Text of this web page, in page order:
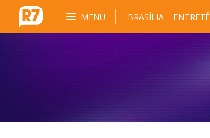
MENU BRASÍLIA ENTRETÊ